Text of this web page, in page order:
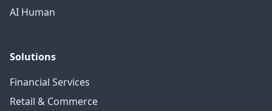
AI Human
Solutions
Financial Services
Retail & Commerce